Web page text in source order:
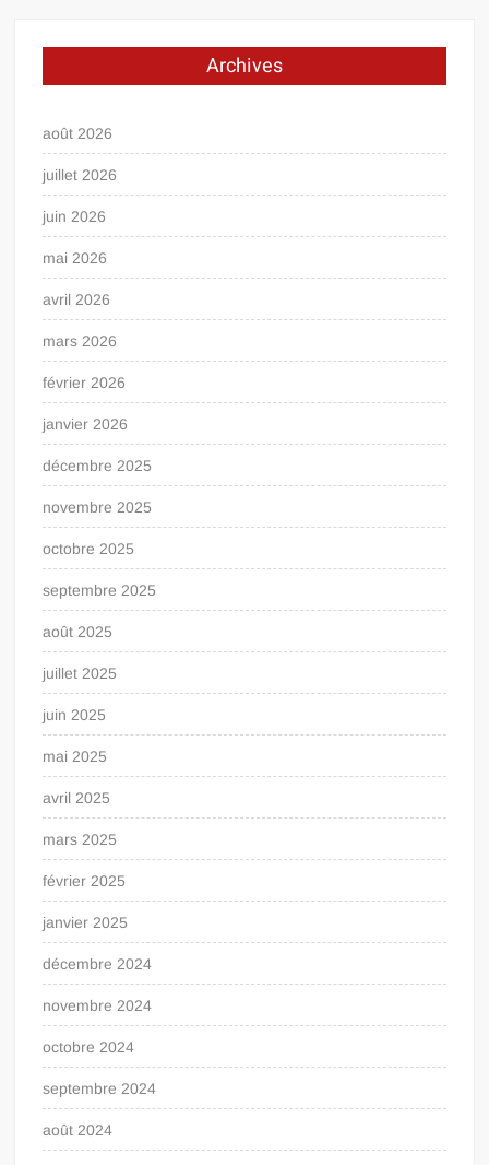
Archives
août 2026
juillet 2026
juin 2026
mai 2026
avril 2026
mars 2026
février 2026
janvier 2026
décembre 2025
novembre 2025
octobre 2025
septembre 2025
août 2025
juillet 2025
juin 2025
mai 2025
avril 2025
mars 2025
février 2025
janvier 2025
décembre 2024
novembre 2024
octobre 2024
septembre 2024
août 2024